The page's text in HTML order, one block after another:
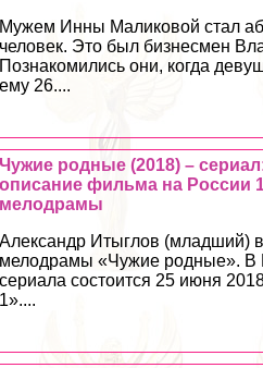
Мужем Инны Маликовой стал
человек. Это был бизнесмен
Познакомились они, когда
ему 26....
Чужие родные (2018) –
описание фильма на России
мелодрамы
Александр Итыглов (младший)
мелодрамы «Чужие родные». В
сериала состоится 25 июня
1»....